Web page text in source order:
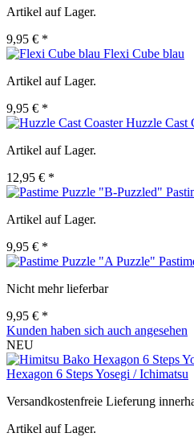
Artikel auf Lager.
9,95 € *
Flexi Cube blau
Artikel auf Lager.
9,95 € *
Huzzle Cast
Artikel auf Lager.
12,95 € *
Artikel auf Lager.
9,95 € *
Nicht mehr lieferbar
9,95 € *
Kunden haben sich auch angesehen
NEU
Hexagon 6 Steps Yosegi / Ichimatsu
Versandkostenfreie Lieferung
Artikel auf Lager.